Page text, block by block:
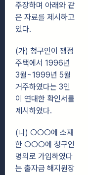
주장하며 아래와 같
은 자료를 제시하고
있다.
(가) 청구인이 쟁점
주택에서 1996년
3월~1999년 5월
거주하였다는 3인
이 연대한 확인서를
제시하였다.
(나) ○○○에 소재
한 ○○○에 청구인
명의로 가입하였다
는 출자금 해지원장